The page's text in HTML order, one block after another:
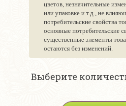
цветов, незначительные
или упаковке и т.д., не
потребительские свойства
основные потребительские
существенные элементы
остаются без изменений.
Выберите